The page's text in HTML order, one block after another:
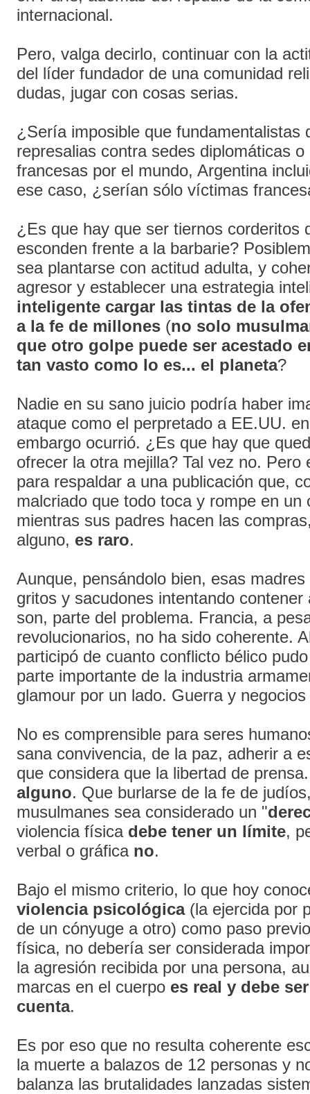
internacional.
Pero, valga decirlo, continuar con la
del líder fundador de una comunidad
dudas, jugar con cosas serias.
¿Sería imposible que fundamentalistas
represalias contra sedes diplomáticas o
francesas por el mundo, Argentina
ese caso, ¿serían sólo víctimas
¿Es que hay que ser tiernos corderitos
esconden frente a la barbarie?
sea plantarse con actitud adulta, y
agresor y establecer una estrategia
inteligente cargar las tintas de la
a la fe de millones (no solo
que otro golpe puede ser acestado
tan vasto como lo es... el planeta?
Nadie en su sano juicio podría haber
ataque como el perpretado a EE.UU.
embargo ocurrió. ¿Es que hay que
ofrecer la otra mejilla? Tal vez no. Pero
para respaldar a una publicación que,
malcriado que todo toca y rompe en un
mientras sus padres hacen las
alguno, es raro.
Aunque, pensándolo bien, esas
gritos y sacudones intentando contener
son, parte del problema. Francia, a
revolucionarios, no ha sido coherente.
participó de cuanto conflicto bélico
parte importante de la industria
glamour por un lado. Guerra y
No es comprensible para seres
sana convivencia, de la paz, adherir a
que considera que la libertad de
alguno. Que burlarse de la fe de
musulmanes sea considerado un "
violencia física debe tener un límite,
verbal o gráfica no.
Bajo el mismo criterio, lo que hoy
violencia psicológica(la ejercida por
de un cónyuge a otro) como paso
física, no debería ser considerada
la agresión recibida por una persona,
marcas en el cuerpo es real y debe
cuenta.
Es por eso que no resulta coherente
la muerte a balazos de 12 personas y
balanza las brutalidades lanzadas